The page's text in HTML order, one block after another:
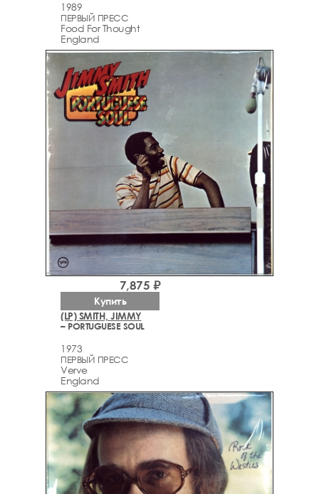
1989
ПЕРВЫЙ ПРЕСС
Food For Thought
England
(LP) SMITH, JIMMY
– PORTUGUESE SOUL
1973
ПЕРВЫЙ ПРЕСС
Verve
England
7,875 ₽
Купить